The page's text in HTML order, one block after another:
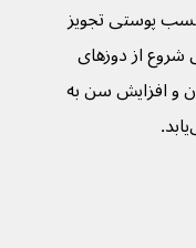
پوستی تجویز
سازی بلوغ طبیعی٬ برای شروع از دوزهای
زمان و افزایش سن به